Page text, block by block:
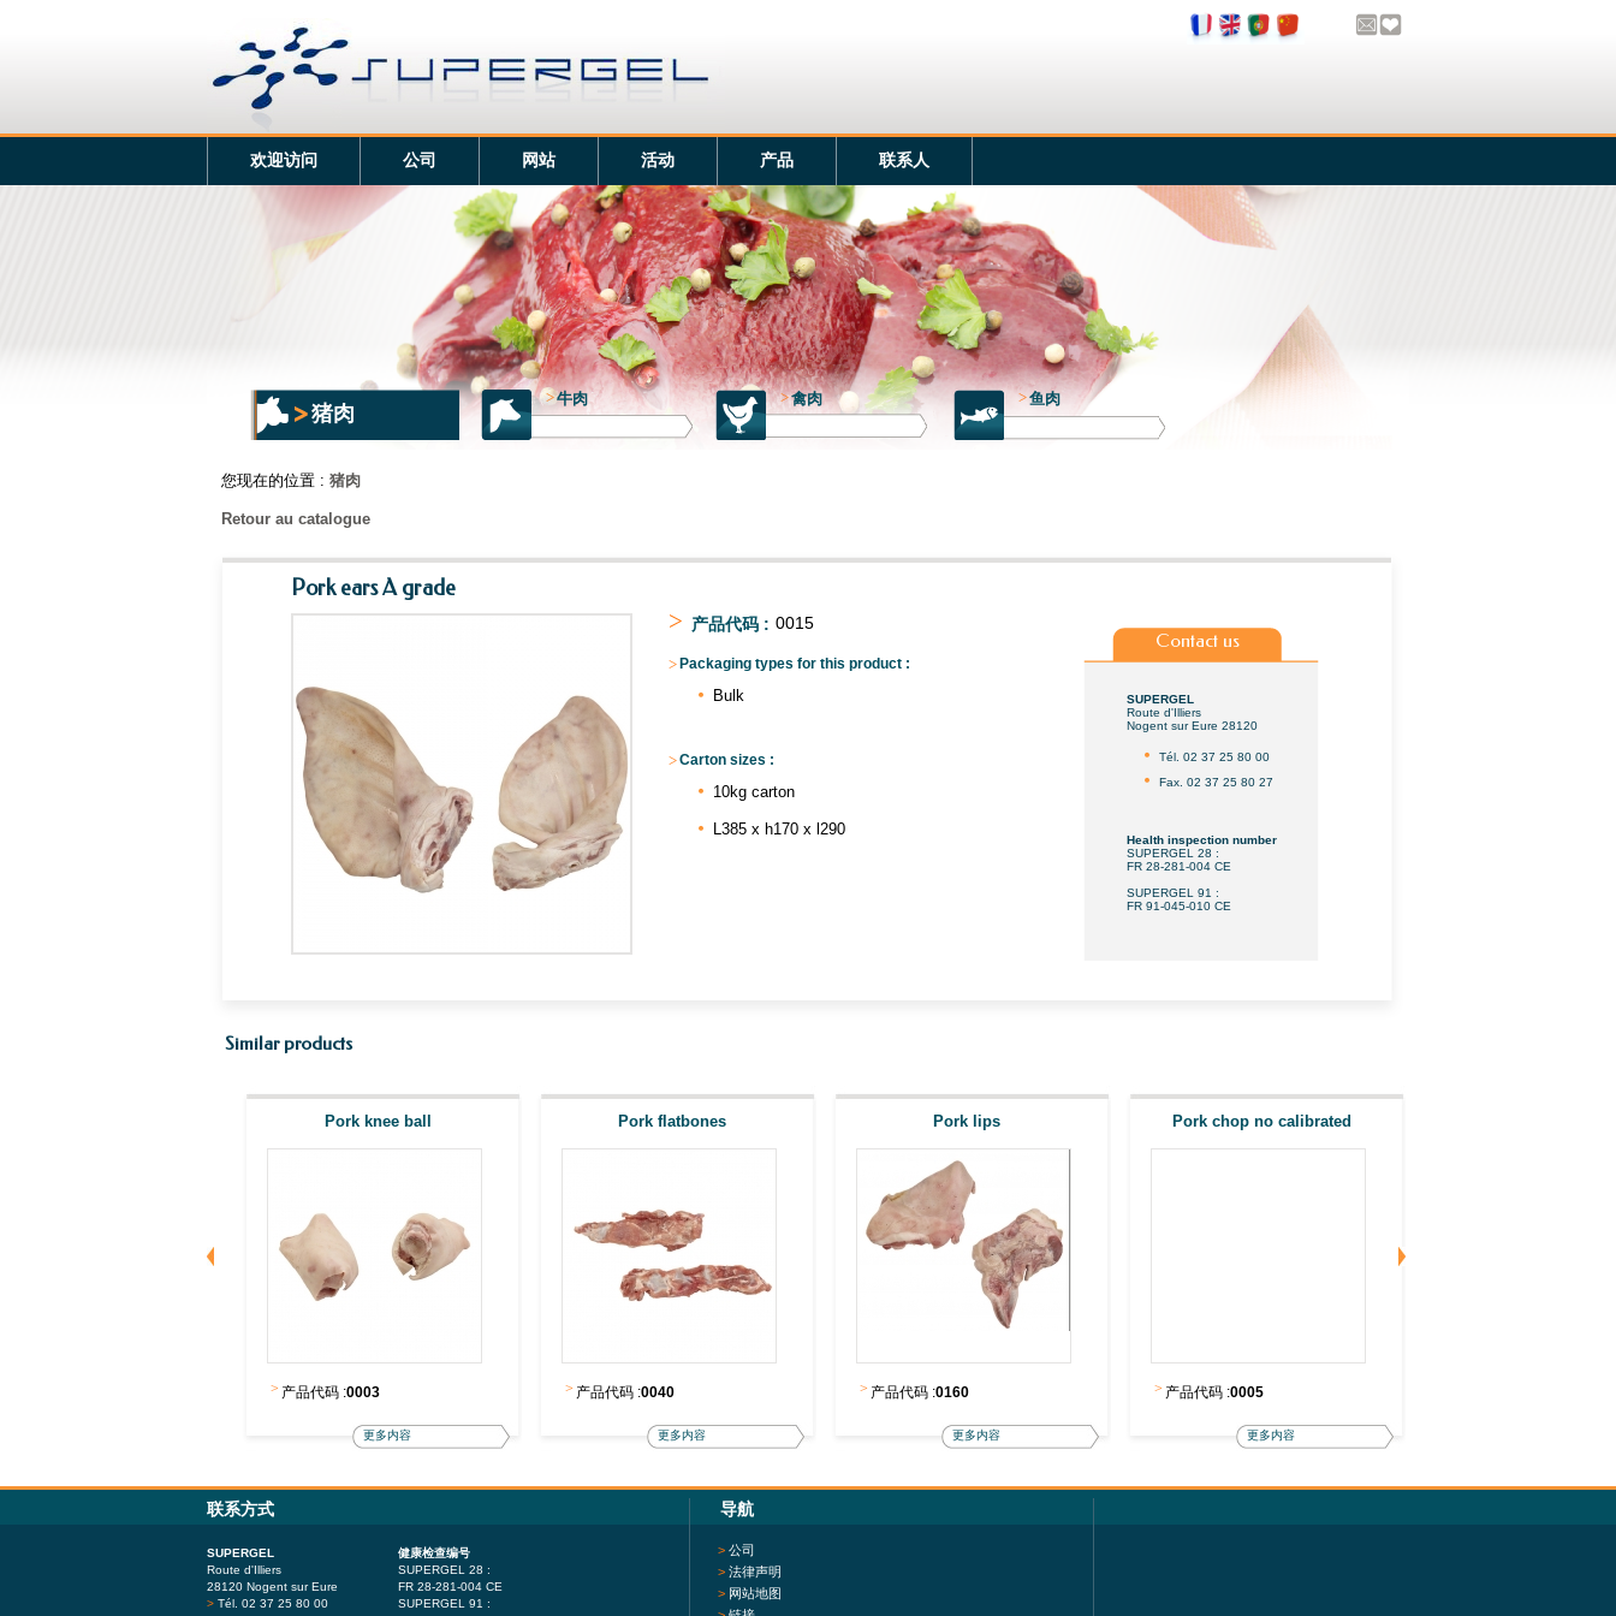
欢迎访问 公司 网站 活动 产品 联系人
猪肉
>牛肉 >禽肉 >鱼肉
您现在的位置 : 猪肉
Retour au catalogue
Pork ears A grade
> 产品代码 : 0015
> Packaging types for this product :
Bulk
>Carton sizes :
10kg carton
L385 x h170 x l290
Contact us
SUPERGEL
Route d'Illiers
Nogent sur Eure 28120
Tél. 02 37 25 80 00
Fax. 02 37 25 80 27
Health inspection number
SUPERGEL 28 :
FR 28-281-004 CE
SUPERGEL 91 :
FR 91-045-010 CE
Similar products
Pork knee ball
> 产品代码 :0003
更多内容
Pork flatbones
> 产品代码 :0040
更多内容
Pork lips
> 产品代码 :0160
更多内容
Pork chop no calibrated
> 产品代码 :0005
更多内容
联系方式
SUPERGEL
Route d'Illiers
28120 Nogent sur Eure
> Tél. 02 37 25 80 00
健康检查编号
SUPERGEL 28 :
FR 28-281-004 CE
SUPERGEL 91 :
导航
> 公司
> 法律声明
> 网站地图